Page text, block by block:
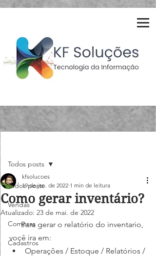
Todos posts
Vendas
Compras
Cadastros
Todos posts
Como gerar inventário?
kfsolucoes
19 de jan. de 2022 1 min de leitura
Atualizado: 23 de mai. de 2022
      Para gerar o relatório do inventario,
você ira em:
Operações / Estoque / Relatórios /